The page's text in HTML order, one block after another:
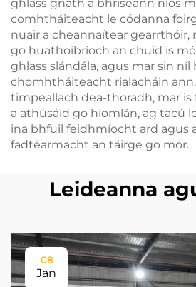
ghlass gnáth a bhriseann níos
comhtháiteacht le códanna
nuair a cheannaítear gearrthóir,
go huathoibríoch an chuid is
ghlass slándála, agus mar sin níl
chomhtháiteacht rialacháin
timpeallach dea-thoradh, mar
a athúsáid go hiomlán, ag tacú
ina bhfuil feidhmíocht ard agus
fadtéarmacht an táirge go mór.
Leideanna
08
Jan